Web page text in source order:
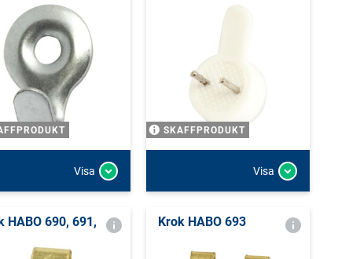
Visa
SKAFFPRODUKT
Visa
HABO 690, 691,
Krok HABO 693